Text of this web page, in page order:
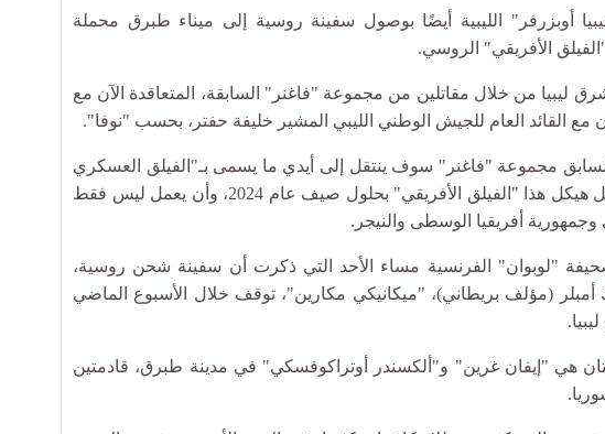
"ليبيا أوبزرفر" الليبية أيضًا بوصول سفينة روسية إلى ميناء طبرق محملة
الأفريقي" الروسي.
من خلال مقاتلين من مجموعة "فاغنر" السابقة، المتعاقدة الآن مع
مع القائد العام للجيش الوطني الليبي المشير خليفة حفتر، بحسب "نوفا".
مجموعة "فاغنر" سوف ينتقل إلى أيدي ما يسمى بـ"الفيلق العسكري
الروسي في أفريقيا". ومن المتوقع أن يكتمل هيكل هذا "الفيلق الأفريقي" بحلول صيف عام 2024، وأن يعمل ليس فقط
أفريقيا الوسطى والنيجر.
"لوبوان" الفرنسية مساء الأحد التي ذكرت أن سفينة شحن روسية،
(مؤلف بريطاني)، "ميكانيكي مكارين"، توقف خلال الأسبوع الماضي
هي "إيفان غرين" و"ألكسندر أوتراكوفسكي" في مدينة طبرق، قادمتين